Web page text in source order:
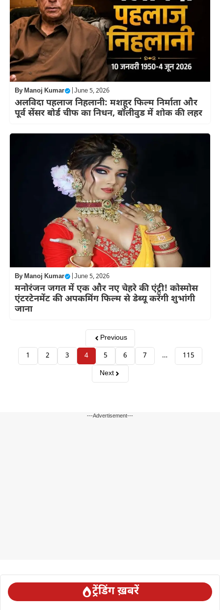
ByManoj Kumar June 5, 2026
अलविदा पहलाज निहलानी: मशहूर फिल्म निर्माता और
पूर्व सेंसर बोर्ड चीफ का निधन, बॉलीवुड में शोक की लहर
ByManoj Kumar June 5, 2026
मनोरंजन जगत में एक और नए चेहरे की एंट्री! कोस्मोस
एंटरटेनमेंट की अपकमिंग फिल्म से डेब्यू करेंगी शुभांगी
जाना
Previous
1
2 3 4 5 6 7 …
115
Next
---Advertisement---
ट्रेंडिंग ख़बरें